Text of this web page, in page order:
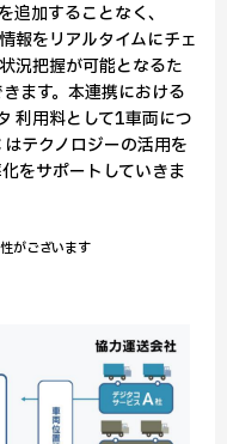
追加することなく、
報をリアルタイムにチェ
況把握が可能となるた
ます。本連携における
利用料として1車両につ
テクノロジーの活用を
をサポートしていきま
がございます